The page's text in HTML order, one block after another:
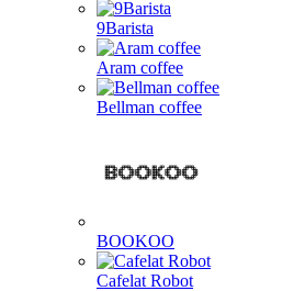
9Barista
Aram coffee
Bellman coffee
BOOKOO
Cafelat Robot